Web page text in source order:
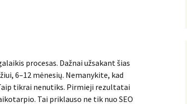
procesas. Dažnai užsakant šias
6–12 mėnesių. Nemanykite, kad
tikrai nenutiks. Pirmieji rezultatai
Tai priklauso ne tik nuo SEO